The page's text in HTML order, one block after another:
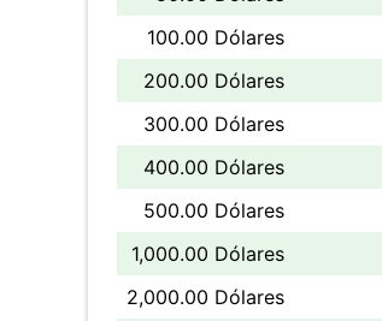
100.00 Dólares
200.00 Dólares
300.00 Dólares
400.00 Dólares
500.00 Dólares
1,000.00 Dólares
2,000.00 Dólares